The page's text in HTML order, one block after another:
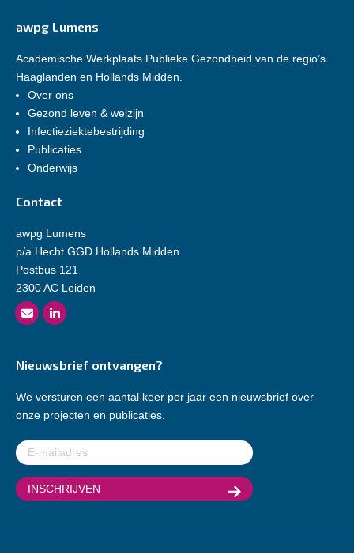
awpg Lumens
Academische Werkplaats Publieke Gezondheid van de regio’s
Haaglanden en Hollands Midden.
Over ons
Gezond leven & welzijn
Infectieziektebestrijding
Publicaties
Onderwijs
Contact
awpg Lumens
p/a Hecht GGD Hollands Midden
Postbus 121
2300 AC Leiden
Nieuwsbrief ontvangen?
We versturen een aantal keer per jaar een nieuwsbrief over
onze projecten en publicaties.
E-
mailadres(Vereist)